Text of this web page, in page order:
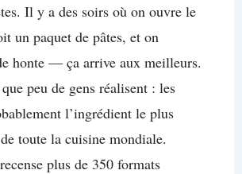
Il y a des soirs où on ouvre le
un paquet de pâtes, et on
honte — ça arrive aux meilleurs.
peu de gens réalisent : les
l’ingrédient le plus
toute la cuisine mondiale.
plus de 350 formats